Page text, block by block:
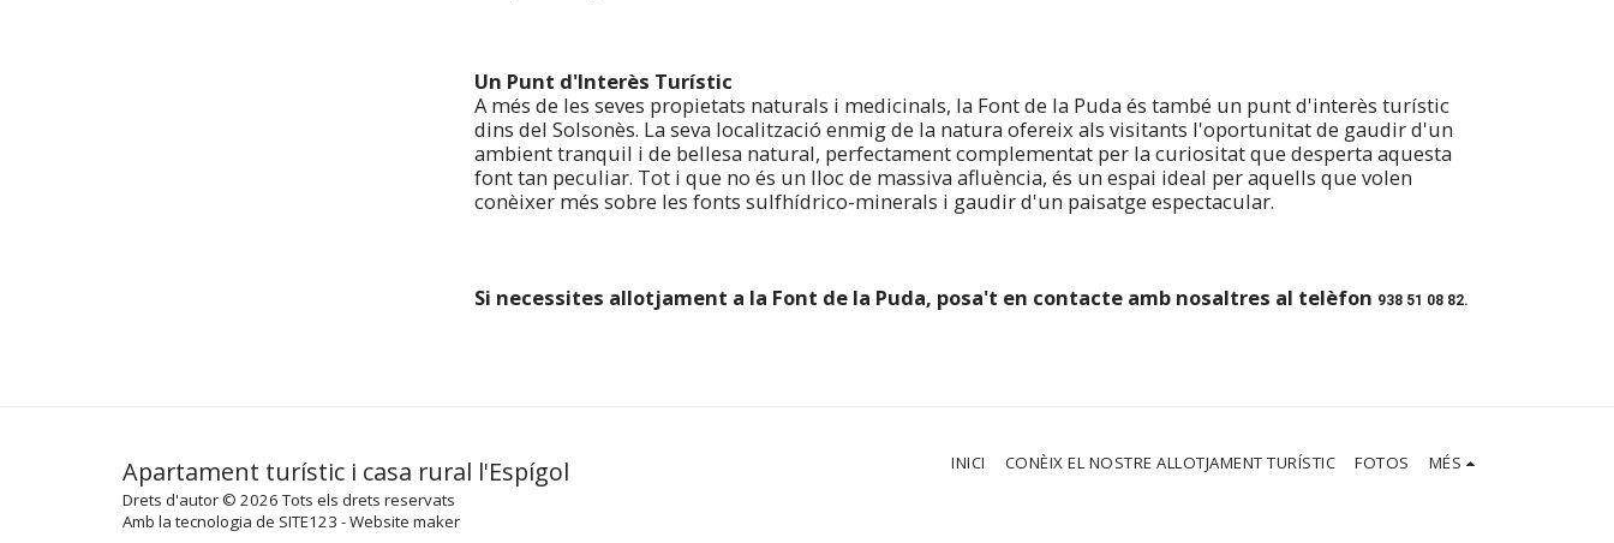
Un Punt d'Interès Turístic
A més de les seves propietats naturals i medicinals, la Font de la Puda és també un punt d'interès turístic
dins del Solsonès. La seva localització enmig de la natura ofereix als visitants l'oportunitat de gaudir d'un
ambient tranquil i de bellesa natural, perfectament complementat per la curiositat que desperta aquesta
font tan peculiar. Tot i que no és un lloc de massiva afluència, és un espai ideal per aquells que volen
conèixer més sobre les fonts sulfhídrico-minerals i gaudir d'un paisatge espectacular.
Si necessites allotjament a la Font de la Puda, posa't en contacte amb nosaltres al telèfon 938 51 08 82.
Apartament turístic i casa rural l'Espígol
Drets d'autor © 2026 Tots els drets reservats
Amb la tecnologia de SITE123 -Website maker
INICI CONÈIX EL NOSTRE ALLOTJAMENT TURÍSTIC FOTOS MÉS